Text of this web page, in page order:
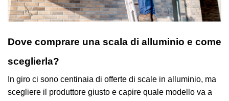
Dove comprare una scala di alluminio e come
sceglierla?
In giro ci sono centinaia di offerte di scale in alluminio, ma
scegliere il produttore giusto e capire quale modello va a